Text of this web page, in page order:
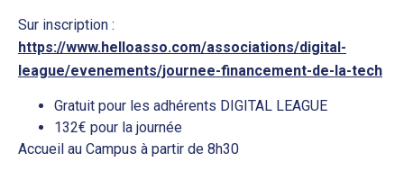
Sur inscription :
https://www.helloasso.com/associations/digital-
league/evenements/journee-financement-de-la-tech
Gratuit pour les adhérents DIGITAL LEAGUE
132€ pour la journée
Accueil au Campus à partir de 8h30